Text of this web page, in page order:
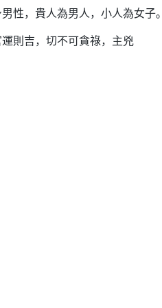
性，貴人為男人，小人為女子。
則吉，切不可貪祿，主兇